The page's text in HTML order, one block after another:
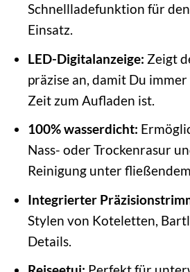
Schnellladefunktion für
Einsatz.
LED-Digitalanzeige: Zeigt
präzise an, damit Du
Zeit zum Aufladen ist.
100% wasserdicht:
Nass- oder Trockenrasur
Reinigung unter
Integrierter
Stylen von Koteletten,
Details.